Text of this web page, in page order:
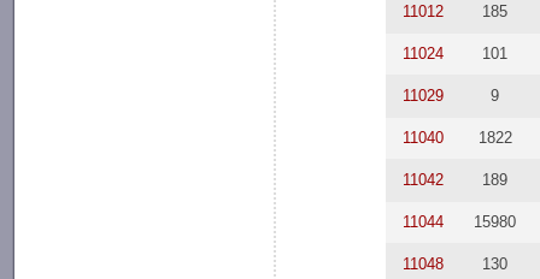
11012 185
11024 101
11029 9
11040 1822
11042 189
11044 15980
11048 130